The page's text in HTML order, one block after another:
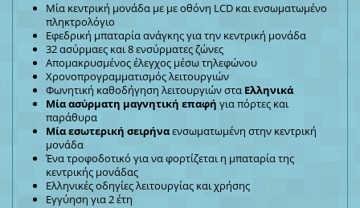
Μία κεντρική μονάδα με με οθόνη LCD και ενσωματωμένο
πληκτρολόγιο
Εφεδρική μπαταρία ανάγκης για την κεντρική μονάδα
32 ασύρμαες και 8 ενσύρματες ζώνες
Απομακρυσμένος έλεγχος μέσω τηλεφώνου
Χρονοπρογραμματισμός λειτουργιών
Φωνητική καθοδήγηση λειτουργιών στα Ελληνικά
Μία ασύρματη μαγνητική επαφή για πόρτες και
παράθυρα
Μία εσωτερική σειρήναενσωματωμένη στην κεντρική
μονάδα
Ένα τροφοδοτικό για να φορτίζεται η μπαταρία της
κεντρικής μονάδας
Ελληνικές οδηγίες λειτουργίας και χρήσης
Εγγύηση για 2 έτη